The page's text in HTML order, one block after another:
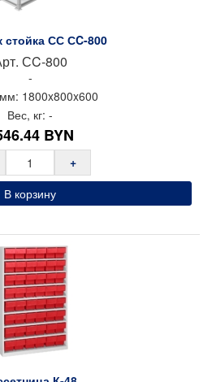
стойка СС СC-800
СC-800
-
1800x800x600
Вес, кг: -
BYN
+
В корзину